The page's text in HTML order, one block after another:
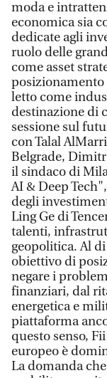
moda e
economica sia
dedicate agli
ruolo delle
come asset
posizionamento
letto come
destinazione di
sessione sul
con Talal
Belgrade,
il sindaco di
AI & Deep
degli
Ling Ge di
talenti,
geopolitica. Al
obiettivo di
negare i
finanziari, dal
energetica e
piattaforma
questo senso,
europeo è
La domanda